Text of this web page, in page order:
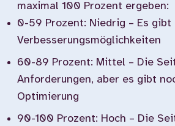
maximal 100 Prozent ergeben:
0-59 Prozent: Niedrig – Es gibt
Verbesserungsmöglichkeiten
60-89 Prozent: Mittel – Die
Anforderungen, aber es gibt
Optimierung
90-100 Prozent: Hoch – Die